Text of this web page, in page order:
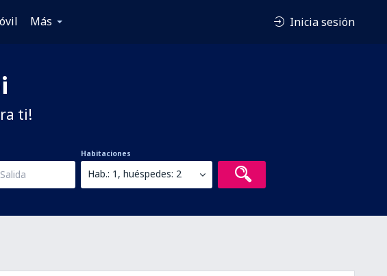
Más Inicia sesión
ti!
Habitaciones
Hab.: 1, huéspedes: 2